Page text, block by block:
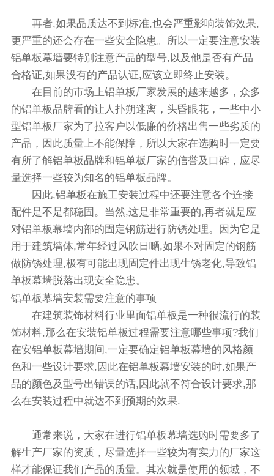
再者,如果品质达不到标准,也会严重影响装饰效果,
更严重的还会存在一些安全隐患。所以一定要注意安装
铝单板幕墙要特别注意产品的型号,以及他是否有产品
合格证,如果没有的产品认证,应该立即终止安装。
在目前的市场上铝单板厂家发展的越来越多，众多
的铝单板品牌看的让人扑朔迷离，头昏眼花，一些中小
型铝单板厂家为了拉客户以低廉的价格出售一些劣质的
产品，因此质量上不能保障，所以大家在选购时一定要
有所了解铝单板品牌和铝单板厂家的信誉及口碑，应尽
量选择一些较为知名的铝单板品牌。
因此,铝单板在施工安装过程中还要注意各个连接
配件是不是都稳固。当然,这是非常重要的,再者就是应
对铝单板幕墙内部的固定钢筋进行防锈处理。因为它是
用于建筑墙体,常年经过风吹日嗮,如果不对固定的钢筋
做防锈处理,极有可能出现固定件出现生锈老化,导致铝
单板幕墙脱落出现安全隐患。
铝单板幕墙安装需要注意的事项
在建筑装饰材料行业里面铝单板是一种很流行的装
饰材料,那么在安装铝单板过程需要注意哪些事项?我们
在安铝单板幕墙期间,一定要确定铝单板幕墙的风格颜
色和一些设计要求,因此在铝单板幕墙安装的时,如果产
品的颜色及型号出错误的话,因此就不符合设计要求,那
么在安装过程中就达不到预期的效果.
通常来说，大家在进行铝单板幕墙选购时需要多了
解生产厂家的资质，尽量选择一些较为有实力的厂家这
样才能保证我们产品的质量。其次就是使用的领域，不